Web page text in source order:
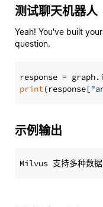
测试聊天机器人
Yeah! You've built
question.
response =
print(response[
示例输出